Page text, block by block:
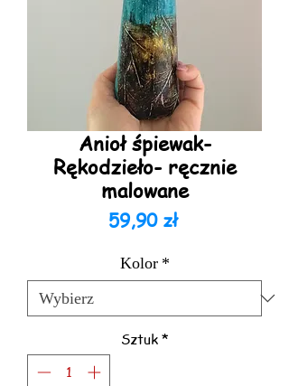
Anioł śpiewak-
Rękodzieło- ręcznie
malowane
59,90 złCena
Kolor *
Sztuk *